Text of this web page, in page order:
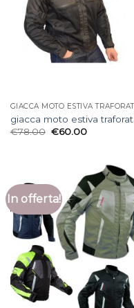
GIACCA MOTO ESTIVA
giacca moto estiva
€78.00 €60.00
In offerta!